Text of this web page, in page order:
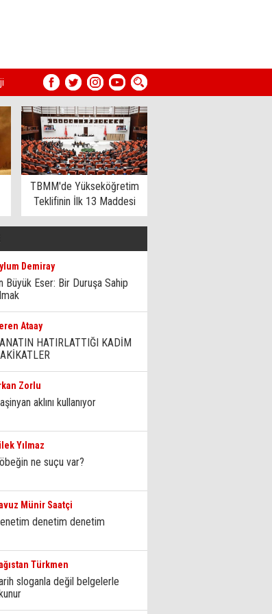
TBMM'de Yükseköğretim
Teklifinin İlk 13 Maddesi
Kabul Edildi
Demiray
Büyük Eser: Bir Duruşa Sahip
Ataay
HATIRLATTIĞI KADİM
Zorlu
aklını kullanıyor
Yılmaz
ne suçu var?
Münir Saatçi
denetim denetim
Türkmen
sloganla değil belgelerle